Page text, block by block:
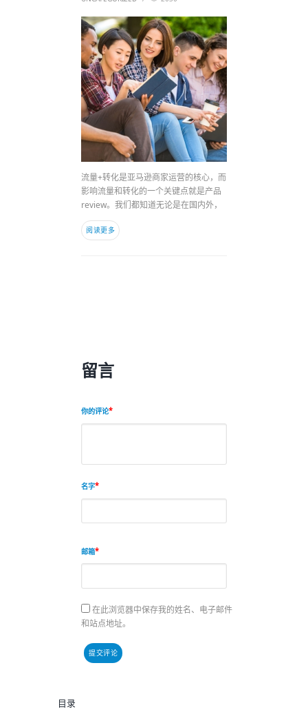
流量+转化是亚马逊商家运营的核心，而
影响流量和转化的一个关键点就是产品
review。我们都知道无论是在国内外，
阅读更多
留言
你的评论
名字
邮箱
在此浏览器中保存我的姓名、电子邮件
和站点地址。
目录